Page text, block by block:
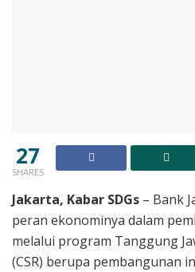
27
SHARES
Jakarta, Kabar SDGs – Bank
peran ekonominya dalam
melalui program Tanggung
(CSR) berupa pembangunan